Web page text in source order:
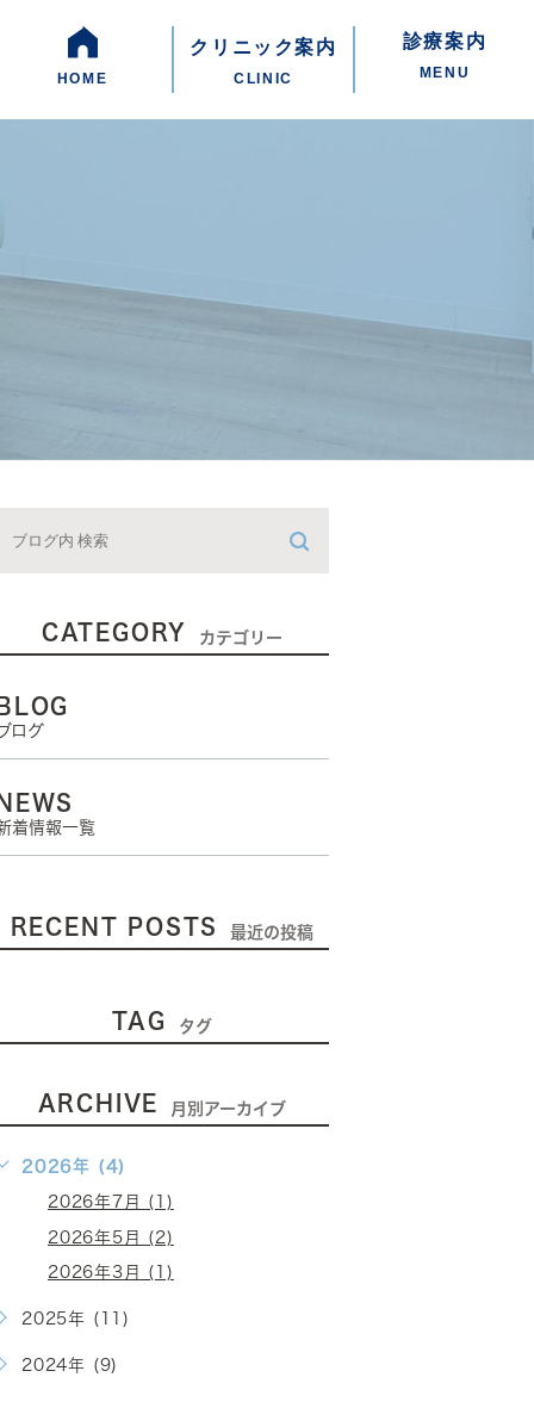
HOME
クリニック案内
CLINIC
・院長紹介
診療案内
MENU
CATEGORY カテゴリー
ログ
着情報一覧
RECENT POSTS 最近の投稿
TAG タグ
ARCHIVE 月別アーカイブ
2026年 (4)
2026年7月 (1)
2026年5月 (2)
2026年3月 (1)
2025年 (11)
2024年 (9)